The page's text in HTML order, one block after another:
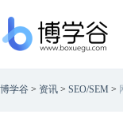
博学谷 > 资讯 > SEO/SEM >